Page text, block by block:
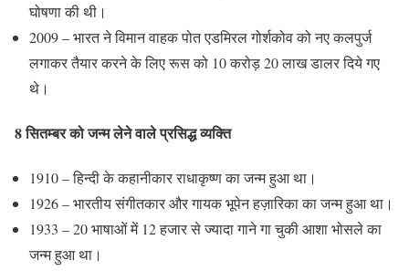
घोषणा की थी।
2009 – भारत ने विमान वाहक पोत एडमिरल गोर्शकोव को नए कलपुर्ज
लगाकर तैयार करने के लिए रूस को 10 करोड़ 20 लाख डालर दिये गए
थे।
8 सितम्बर को जन्म लेने वाले प्रसिद्ध व्यक्ति
1910 – हिन्दी के कहानीकार राधाकृष्ण का जन्म हुआ था।
1926 – भारतीय संगीतकार और गायक भूपेन हज़ारिका का जन्म हुआ था।
1933 – 20 भाषाओं में 12 हजार से ज्‍यादा गाने गा चुकी आशा भोसले का
जन्म हुआ था।